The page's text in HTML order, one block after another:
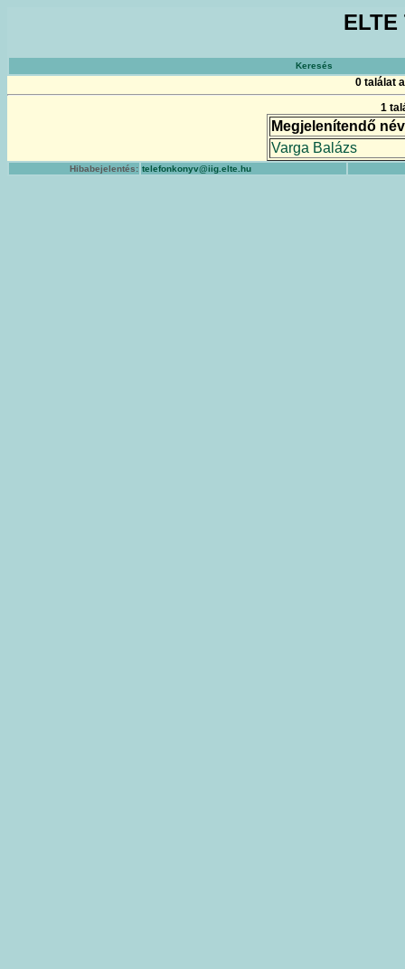
Keresés
0 találat
1
Megjelenítendő név
Varga Balázs
Hibabejelentés: telefonkonyv@iig.elte.hu